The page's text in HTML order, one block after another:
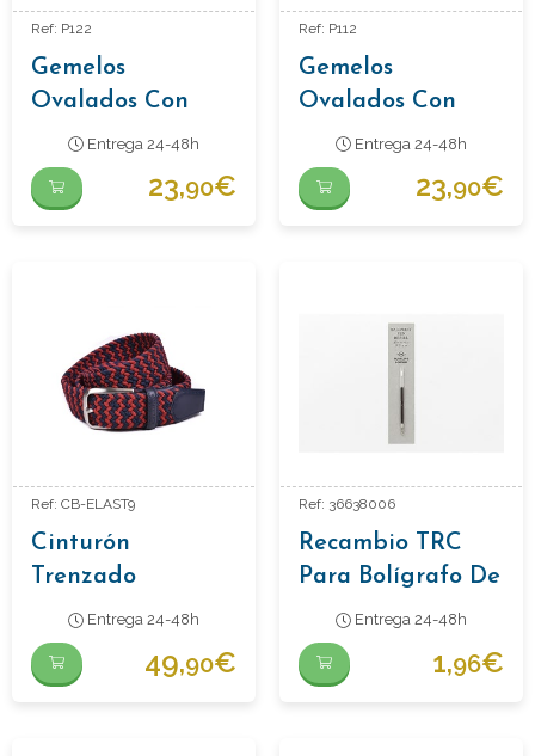
Ref: P122
Gemelos
Ovalados Con
Piedra Onyx
Entrega 24-48h
23,90€
Ref: P112
Gemelos
Ovalados Con
Piedra Negra Y
Metal
Entrega 24-48h
23,90€
Ref: CB-ELAST9
Cinturón
Trenzado
Entrega 24-48h
49,90€
Ref: 36638006
Recambio TRC
Para Bolígrafo De
LatónEntrega 24-48h
1,96€